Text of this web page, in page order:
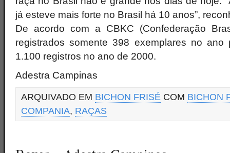
já esteve mais forte no Brasil há 10 anos”,
De acordo com a CBKC (Confederação
registrados somente 398 exemplares no
1.100 registros no ano de 2000.
Adestra Campinas
ARQUIVADO EM BICHON FRISÉ COM BICHON
COMPANIA, RAÇAS